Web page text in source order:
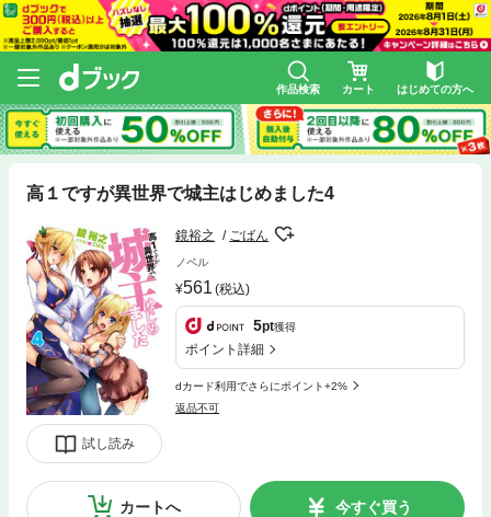
作品検索 カート はじめての方へ
高１ですが異世界で城主はじめました4
試し読み
鏡裕之 ごばん
ノベル
561 (税込)
5pt獲得
ポイント詳細
dカード利用でさらにポイント+2%
返品不可
カートへ 今すぐ買う